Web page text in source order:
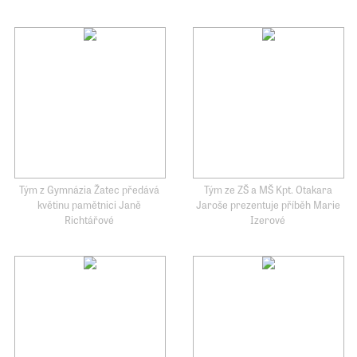
Tým z Gymnázia Žatec předává
květinu pamětnici Janě
Richtářové
Tým ze ZŠ a MŠ Kpt. Otakara
Jaroše prezentuje příběh Marie
Izerové